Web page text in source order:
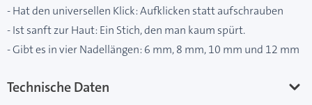
- Hat den universellen Klick: Aufklicken statt aufschrauben
- Ist sanft zur Haut: Ein Stich, den man kaum spürt.
- Gibt es in vier Nadellängen: 6 mm, 8 mm, 10 mm und 12 mm
Technische Daten